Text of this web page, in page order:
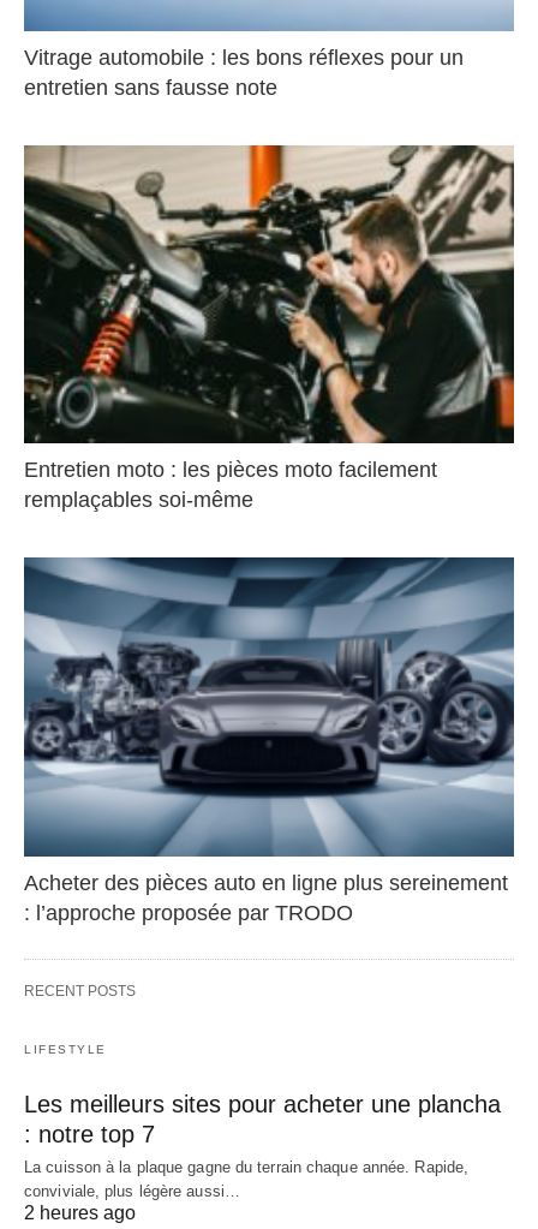
Vitrage automobile : les bons réflexes pour un
entretien sans fausse note
Entretien moto : les pièces moto facilement
remplaçables soi-même
Acheter des pièces auto en ligne plus sereinement
: l’approche proposée par TRODO
RECENT POSTS
LIFESTYLE
Les meilleurs sites pour acheter une plancha
: notre top 7
La cuisson à la plaque gagne du terrain chaque année. Rapide,
conviviale, plus légère aussi…
2 heures ago